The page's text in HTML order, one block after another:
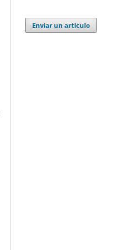
Enviar un artículo